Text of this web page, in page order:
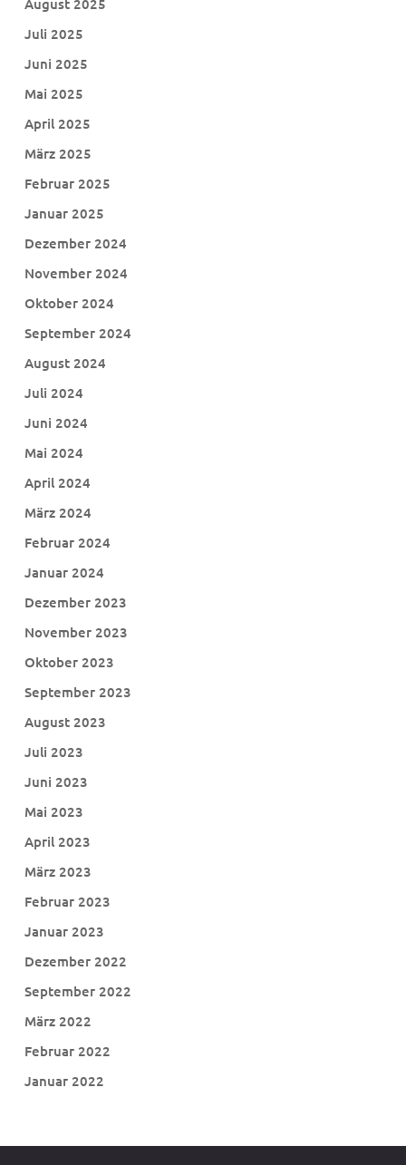
August 2025
Juli 2025
Juni 2025
Mai 2025
April 2025
März 2025
Februar 2025
Januar 2025
Dezember 2024
November 2024
Oktober 2024
September 2024
August 2024
Juli 2024
Juni 2024
Mai 2024
April 2024
März 2024
Februar 2024
Januar 2024
Dezember 2023
November 2023
Oktober 2023
September 2023
August 2023
Juli 2023
Juni 2023
Mai 2023
April 2023
März 2023
Februar 2023
Januar 2023
Dezember 2022
September 2022
März 2022
Februar 2022
Januar 2022